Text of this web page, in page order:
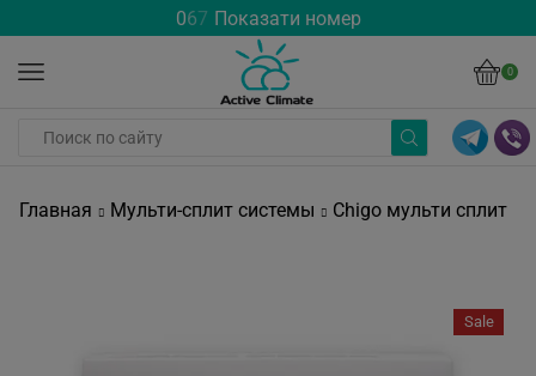
067 Показати номер
0
Главная Мульти-сплит системы Chigo мульти сплит
Sale